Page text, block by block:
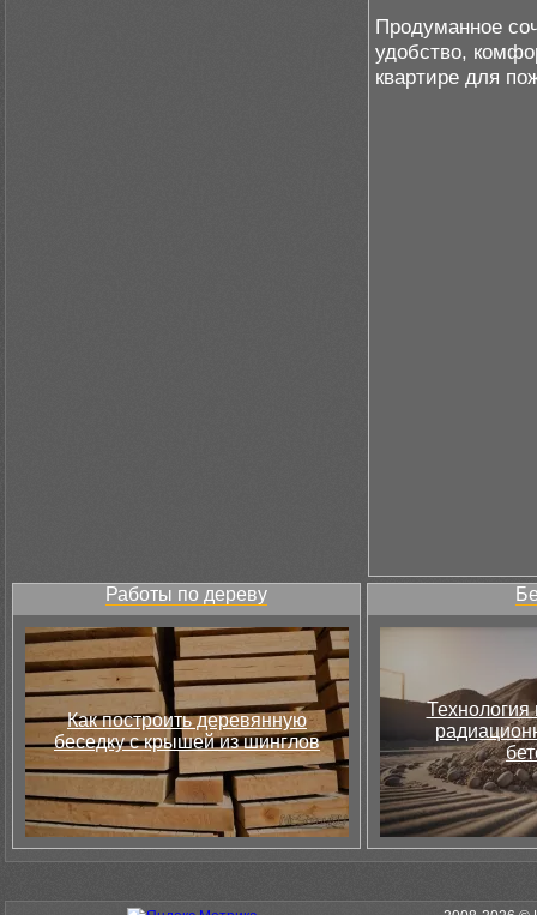
Продуманное
удобство,
квартире для
Работы по дереву
Как построить деревянную
беседку с крышей из шинглов
Технология